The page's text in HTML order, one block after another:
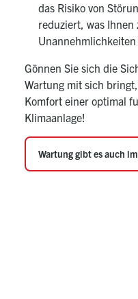
das Risiko von
reduziert, was Ihnen
Gönnen Sie sich die
Wartung mit sich
Komfort einer optimal
Klimaanlage!
Wartung gibt es auch